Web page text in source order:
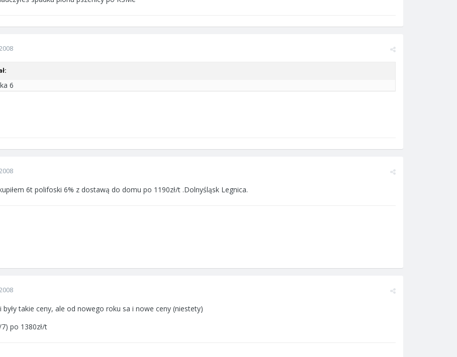
6
6t polifoski 6% z dostawą do domu po 1190zł/t .Dolnyśląsk Legnica.
takie ceny, ale od nowego roku sa i nowe ceny (niestety)
po 1380zł/t